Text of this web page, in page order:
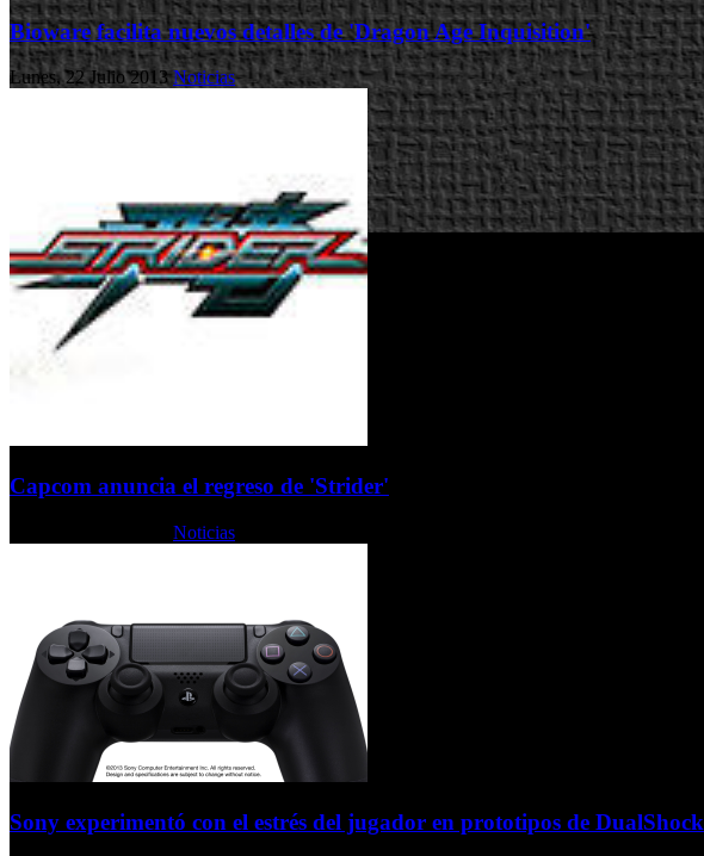
Bioware facilita nuevos detalles de 'Dragon Age Inquisition'
Lunes, 22 Julio 2013Noticias
Capcom anuncia el regreso de 'Strider'
Noticias
Sony experimentó con el estrés del jugador en prototipos de DualShock